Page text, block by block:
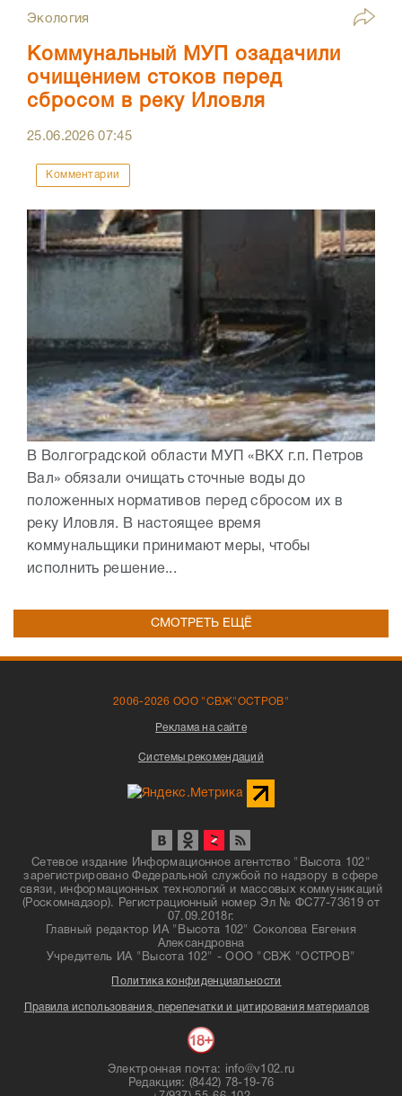
Экология
Коммунальный МУП озадачили
очищением стоков перед
сбросом в реку Иловля
25.06.202607:45
Комментарии
В Волгоградской области МУП «ВКХ г.п. Петров
Вал» обязали очищать сточные воды до
положенных нормативов перед сбросом их в
реку Иловля. В настоящее время
коммунальщики принимают меры, чтобы
исполнить решение...
СМОТРЕТЬ ЕЩЁ
2006-2026 ООО "СВЖ"ОСТРОВ"
Реклама на сайте
Системы рекомендаций
Сетевое издание Информационное агентство "Высота 102"
зарегистрировано Федеральной службой по надзору в сфере
связи, информационных технологий и массовых коммуникаций
(Роскомнадзор). Регистрационный номер Эл № ФС77-73619 от
07.09.2018г.
Главный редактор ИА "Высота 102" Соколова Евгения
Александровна
Учредитель ИА "Высота 102" - ООО "СВЖ "ОСТРОВ"
Политика конфиденциальности
Правила использования, перепечатки и цитирования материалов
Электронная почта: info@v102.ru
Редакция: (8442) 78-19-76